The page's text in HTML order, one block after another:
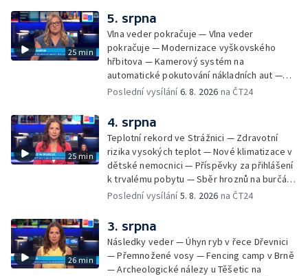
Czech Rally Zlín — Začal 7. ročník festivalu
Pop Messe — Přestavba mostu v Hodoníně
— Fenomén památníčků
25 min
5. srpna
Vlna veder pokračuje — Vlna veder
pokračuje — Modernizace vyškovského
hřbitova — Kamerový systém na
automatické pokutování nákladních aut —
Demolice vyhořelé budovy ve Zlíně — Případ
stadionu na Vyškovsku — Výstraha před
bouřkami — Brno hostí Mezinárodní kytarový
festival — Očkování po kousnutí netopýrem
Poslední vysílání6. 8. 2026 na ČT24
25 min
4. srpna
Teplotní rekord ve Strážnici — Zdravotní
rizika vysokých teplot — Nové klimatizace v
dětské nemocnici — Příspěvky za přihlášení
k trvalému pobytu — Sběr hroznů na burčák
— Dokončení oprav vedení — Skončil termín
vody v obcích — Vyschlá koryta potoků —
Sdílení strážníků na Brněnsku
Poslední vysílání5. 8. 2026 na ČT24
26 min
3. srpna
Následky veder — Úhyn ryb v řece Dřevnici
— Přemnožené vosy — Fencing camp v Brně
— Archeologické nálezy u Těšetic na